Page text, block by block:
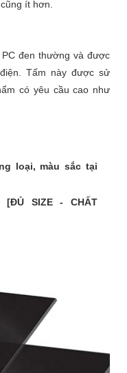
ít hơn.
đen thường và được
Tấm này được sử
có yêu cầu cao như
loại, màu sắc tại
[ĐỦ SIZE - CHẤT